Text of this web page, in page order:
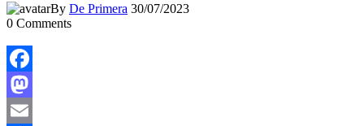
By De Primera 30/07/2023
0 Comments
Facebook
Mastodon